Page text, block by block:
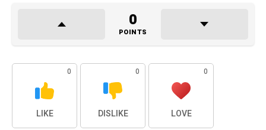
0
POINTS
0
LIKE
0
DISLIKE
0
LOVE